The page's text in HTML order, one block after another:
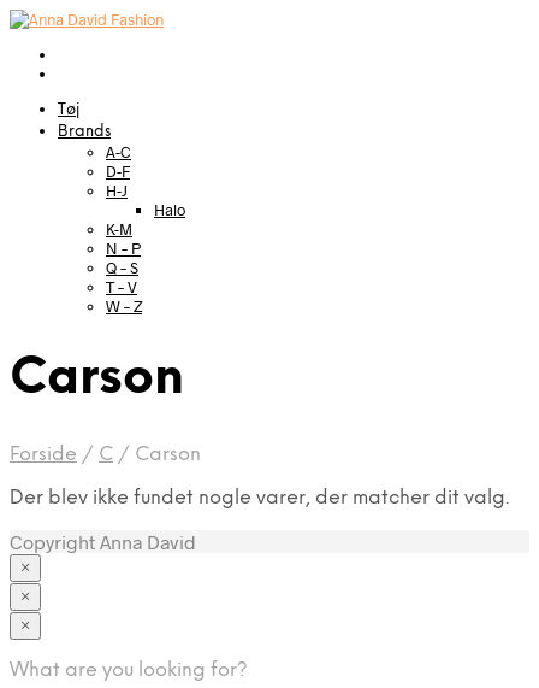
Tøj
Brands
A-C
D-F
H-J
Halo
K-M
N – P
Q – S
T – V
W – Z
Carson
Forside / C / Carson
Der blev ikke fundet nogle varer, der matcher dit valg.
Copyright Anna David
×
×
Brands
×
What are you looking for?